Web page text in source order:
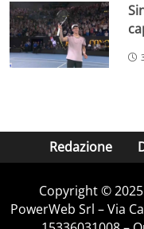
Redazione
Copyright ©
PowerWeb Srl – Via